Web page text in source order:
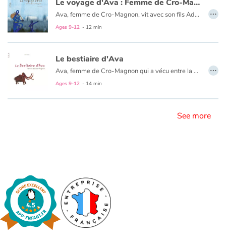
Blog
Learn french with Storyplay'r
French book lists for children
Reading for children
Le voyage d'Ava : Femme de Cro-Magnon
Ava, femme de Cro-Magnon, vit avec son fils Adam. Un jour, elle décide de partir avec ce dernier à la recherche d’Adama. Elle suit une mystérieuse chanson qu’il lui a enseigné et qui la mène sur les pas de cet homme qu’elle aime. Le voyage de la Dordogne jusqu’au Portugal est long et rude. Ava et Adam croisent toutes sortes d’animaux et marchent par vents et par pluie pour enfin trouver Adama. Mais qui est cet homme aimé ? Quels liens les unissent ?
Ages 9-12 - 12 min
…
Le bestiaire d'Ava
Ava, femme de Cro-Magnon qui a vécu entre la Loire et les Pyrénées, il y a 22 000 ans, partage avec nous ses dessins et ses histoires d’animaux sauvages côtoyés au quotidien.
Ages 9-12 - 14 min
…
See more